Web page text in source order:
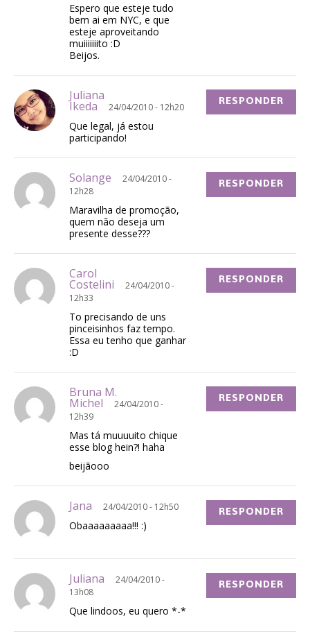
Espero que esteje tudo
bem ai em NYC, e que
esteje aproveitando
muiiiiiiito :D
Beijos.
Juliana
Ikeda 24/04/2010 - 12h20
Que legal, já estou
participando!
RESPONDER
Solange
24/04/2010 -
12h28
Maravilha de promoção,
quem não deseja um
presente desse???
RESPONDER
Carol
Costelini
24/04/2010 -
12h33
To precisando de uns
pinceisinhos faz tempo.
Essa eu tenho que ganhar
:D
RESPONDER
Bruna M.
Michel
24/04/2010 -
12h39
Mas tá muuuuito chique
esse blog hein?! haha
beijãooo
RESPONDER
Jana 24/04/2010 - 12h50
Obaaaaaaaaa!!! :)
RESPONDER
Juliana
24/04/2010 -
13h08
Que lindoos, eu quero *-*
RESPONDER